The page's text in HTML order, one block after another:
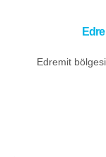
Edremit